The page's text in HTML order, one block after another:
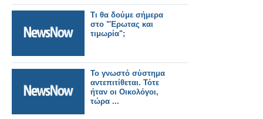
Τι θα δούμε σήμερα
στο "Έρωτας και
τιμωρία";
Το γνωστό σύστημα
αντεπιτίθεται. Τότε
ήταν οι Οικολόγοι,
τώρα ...